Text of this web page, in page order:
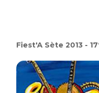
Fiest'A Sète 2013 -